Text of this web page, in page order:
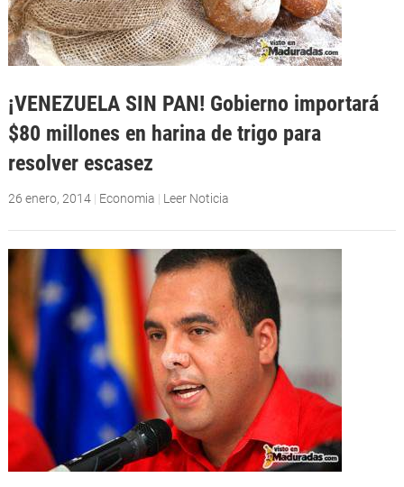
¡VENEZUELA SIN PAN! Gobierno importará
$80 millones en harina de trigo para
resolver escasez
26 enero, 2014| Economia | Leer Noticia